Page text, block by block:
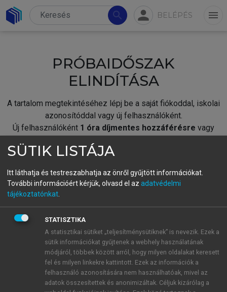
search person BELÉPÉS menu
PRÓBAIDŐSZAK
ELINDÍTÁSA
A tartalom megtekintéséhez lépj be a saját fiókoddal, iskolai
azonosítóddal vagy új felhasználóként.
Új felhasználóként 1 óra díjmentes hozzáférésre vagy
fiókoddal,vagy hozz létre új fiókot.
A regisztráció után apróbaidőszakautomatikusan
BELÉPÉS SAJÁT FIÓKKAL
ÚJ FIÓK LÉTREHOZÁSA
1 óra díjmentes hozzáférés
SÜTIK LISTÁJA
Itt láthatja és testreszabhatja az önről gyűjtött információkat.
További információért kérjük, olvasd el az adatvédelmi
tájékoztatónkat
STATISZTIKA
A statisztikai sütiket „teljesítménysütiknek” is nevezik. Ezek a
sütik információkat gyűjtenek a webhely használatának
módjáról, többek között arról, hogy milyen oldalakat keresett
fel és milyen linkekre kattintott. Ezek az információk a
felhasználó azonosítására nem használhatóak, mivel az
adatok összesítettek és anonimizáltak. Céljuk kizárólag a